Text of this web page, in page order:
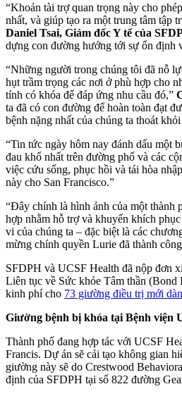
“Khoản tài trợ quan trọng này cho
nhất, và giúp tạo ra một trung tâm tập
Daniel Tsai, Giám đốc Y tế của
dựng con đường hướng tới sự ổn định
“Những người trong chúng tôi đã nỗ
hụt trầm trọng các nơi ở phù hợp cho
tính có khóa để đáp ứng nhu cầu đó,”
ta đã có con đường để hoàn toàn đạt
bệnh nặng nhất của chúng ta thoát
“Tin tức ngày hôm nay đánh dấu một
đau khổ nhất trên đường phố và các
việc cứu sống, phục hồi và tái hòa
này cho San Francisco.”
“Đây chính là hình ảnh của một thành
hợp nhằm hỗ trợ và khuyến khích
vi của chúng ta – đặc biệt là các
mừng chính quyền Lurie đã thành
SFDPH và UCSF Health đã nộp đơn
Liên tục về Sức khỏe Tâm thần (Bond
kinh phí cho 73 giường điều trị mới
Giường bệnh bị khóa tại Bệnh viện
Thành phố đang hợp tác với UCSF
Francis. Dự án sẽ cải tạo không gian
giường này sẽ do Crestwood
định của SFDPH tại số 822 đường